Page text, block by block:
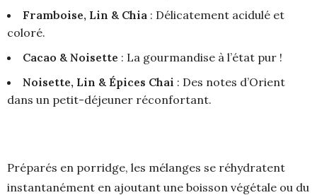
Framboise, Lin & Chia : Délicatement acidulé et
coloré.
Cacao & Noisette : La gourmandise à l’état pur !
Noisette, Lin & Épices Chai : Des notes d’Orient
dans un petit-déjeuner réconfortant.
Préparés en porridge, les mélanges se réhydratent
instantanément en ajoutant une boisson végétale ou du